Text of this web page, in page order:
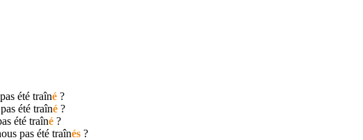
été traîné?
été traîné?
été traîné?
pas été traînés?